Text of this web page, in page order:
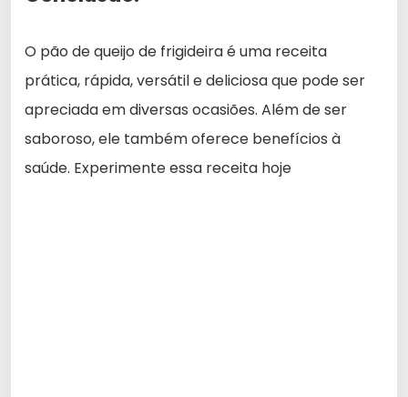
O pão de queijo de frigideira é uma receita
prática, rápida, versátil e deliciosa que pode ser
apreciada em diversas ocasiões. Além de ser
saboroso, ele também oferece benefícios à
saúde. Experimente essa receita hoje